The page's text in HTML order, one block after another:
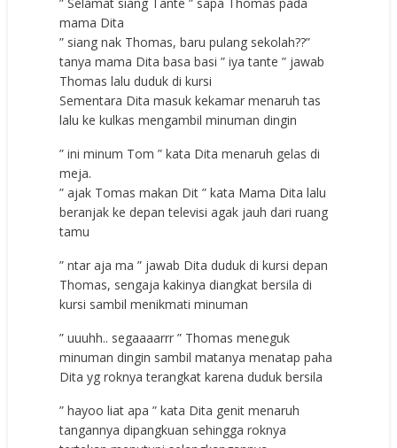
mama Dita
” siang nak Thomas, baru pulang sekolah??”
tanya mama Dita basa basi ” iya tante ” jawab
Thomas lalu duduk di kursi
Sementara Dita masuk kekamar menaruh tas
lalu ke kulkas mengambil minuman dingin
” ini minum Tom ” kata Dita menaruh gelas di
meja.
” ajak Tomas makan Dit ” kata Mama Dita lalu
beranjak ke depan televisi agak jauh dari ruang
tamu
” ntar aja ma ” jawab Dita duduk di kursi depan
Thomas, sengaja kakinya diangkat bersila di
kursi sambil menikmati minuman
” uuuhh.. segaaaarrr ” Thomas meneguk
minuman dingin sambil matanya menatap paha
Dita yg roknya terangkat karena duduk bersila
” hayoo liat apa ” kata Dita genit menaruh
tangannya dipangkuan sehingga roknya